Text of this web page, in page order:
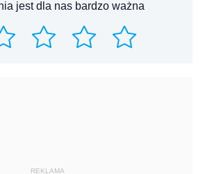
jest dla nas bardzo ważna
REKLAMA